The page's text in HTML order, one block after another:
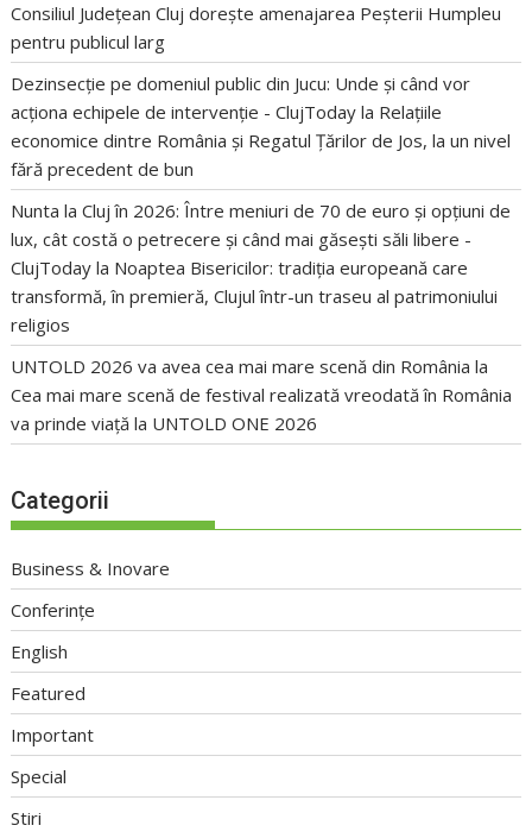
Consiliul Județean Cluj dorește amenajarea Peșterii Humpleu
pentru publicul larg
Dezinsecție pe domeniul public din Jucu: Unde și când vor
acționa echipele de intervenție - ClujToday la Relațiile
economice dintre România și Regatul Țărilor de Jos, la un nivel
fără precedent de bun
Nunta la Cluj în 2026: Între meniuri de 70 de euro și opțiuni de
lux, cât costă o petrecere și când mai găsești săli libere -
ClujToday la Noaptea Bisericilor: tradiția europeană care
transformă, în premieră, Clujul într-un traseu al patrimoniului
religios
UNTOLD 2026 va avea cea mai mare scenă din România la
Cea mai mare scenă de festival realizată vreodată în România
va prinde viață la UNTOLD ONE 2026
Categorii
Business & Inovare
Conferințe
English
Featured
Important
Special
Stiri